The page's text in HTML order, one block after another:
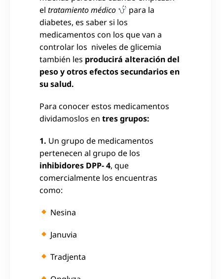
el tratamiento médico
para la
diabetes, es saber si los
medicamentos con los que van a
controlar los niveles de glicemia
también les producirá alteración del
peso y otros efectos secundarios en
su salud.
Para conocer estos medicamentos
dividamoslos en tres grupos:
1. Un grupo de medicamentos
pertenecen al grupo de los
inhibidores DPP- 4, que
comercialmente los encuentras
como:
Nesina
Januvia
Tradjenta